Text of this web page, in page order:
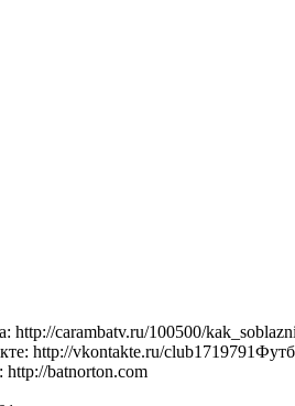
http://carambatv.ru/100500/
http://vkontakte.ru/
batnorton.com